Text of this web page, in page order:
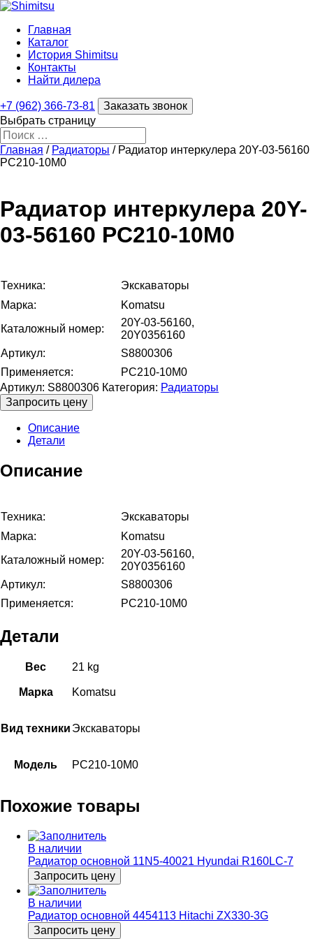
Главная
Каталог
История Shimitsu
Контакты
Найти дилера
+7 (962) 366-73-81
Заказать звонок
Выбрать страницу
Главная / Радиаторы / Радиатор интеркулера 20Y-03-56160
PC210-10M0
Радиатор интеркулера 20Y-
03-56160 PC210-10M0
Техника:
Экскаваторы
Марка:
Komatsu
Каталожный номер:
20Y-03-56160,
20Y0356160
Артикул:
S8800306
Применяется:
PC210-10M0
Артикул: S8800306 Категория: Радиаторы
Запросить цену
Описание
Детали
Описание
Техника:
Экскаваторы
Марка:
Komatsu
Каталожный номер:
20Y-03-56160,
20Y0356160
Артикул:
S8800306
Применяется:
PC210-10M0
Детали
Вес 21 kg
Марка Komatsu
Вид техники Экскаваторы
Модель PC210-10M0
Похожие товары
В наличии
Радиатор основной 11N5-40021 Hyundai R160LC-7
Запросить цену
В наличии
Радиатор основной 4454113 Hitachi ZX330-3G
Запросить цену